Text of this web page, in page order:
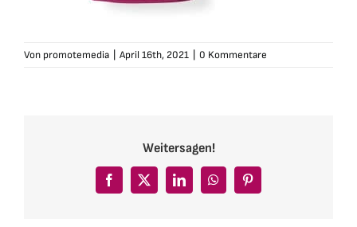
Von promotemedia April 16th, 2021 0 Kommentare
Weitersagen!
Facebook
X LinkedInWhatsAppPinterest